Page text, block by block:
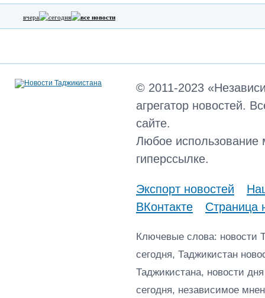
вчера сегодня все новости
© 2011-2023
агрегатор новостей.
сайте.
Любое использование
гиперссылке.
Экспорт новостей
ВКонтакте
Страница
Ключевые слова: новости
сегодня, Таджикистан
Таджикистана, новости
сегодня, независимое